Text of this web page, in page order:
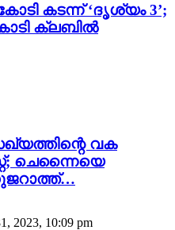
കടന്ന് ‘ദൃശ്യം 3’;
ക്ലബിൽ
വക
ചെന്നൈയെ
2023, 10:09 pm